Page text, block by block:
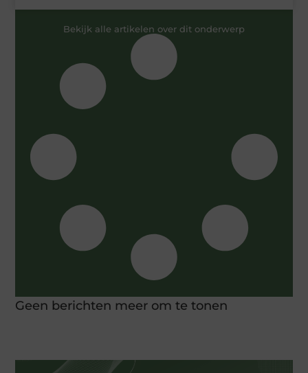
Bekijk alle artikelen over dit onderwerp
Geen berichten meer om te tonen